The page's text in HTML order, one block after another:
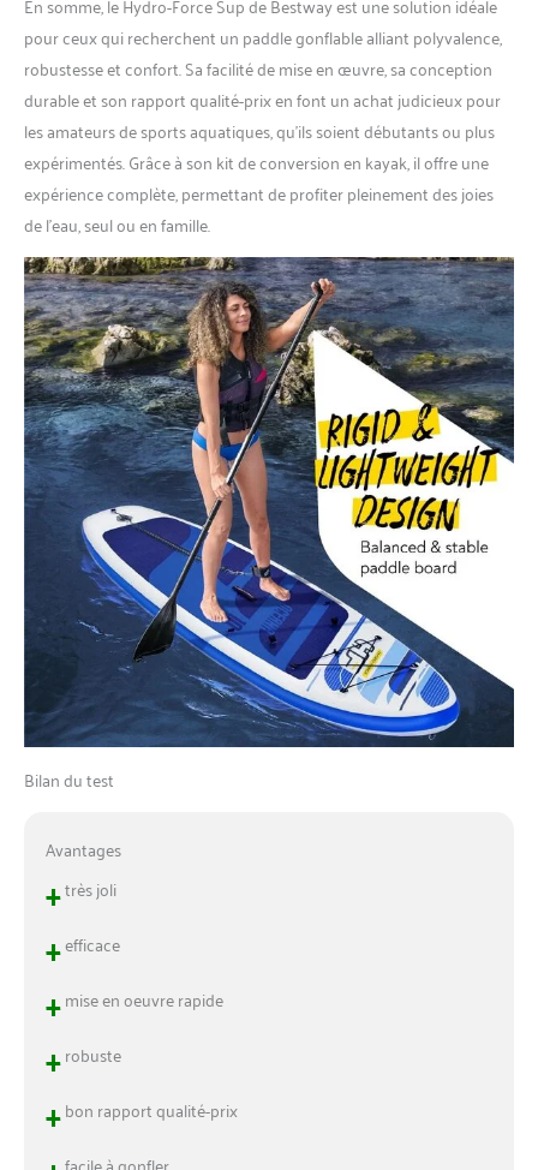
pour ceux qui recherchent un paddle gonflable alliant polyvalence,
robustesse et confort. Sa facilité de mise en œuvre, sa conception
durable et son rapport qualité-prix en font un achat judicieux pour
les amateurs de sports aquatiques, qu’ils soient débutants ou plus
expérimentés. Grâce à son kit de conversion en kayak, il offre une
expérience complète, permettant de profiter pleinement des joies
de l’eau, seul ou en famille.
Bilan du test
Avantages
+très joli
+efficace
+mise en oeuvre rapide
+robuste
+bon rapport qualité-prix